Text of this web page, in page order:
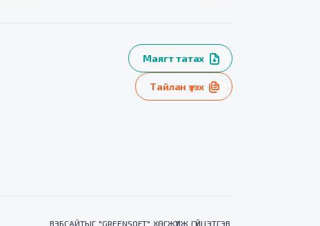
Маягт татах
Тайлан үзэх
ВЭБСАЙТЫГ "GREENSOFT" ХӨГЖҮҮЛЖ ГҮЙЦЭТГЭВ.